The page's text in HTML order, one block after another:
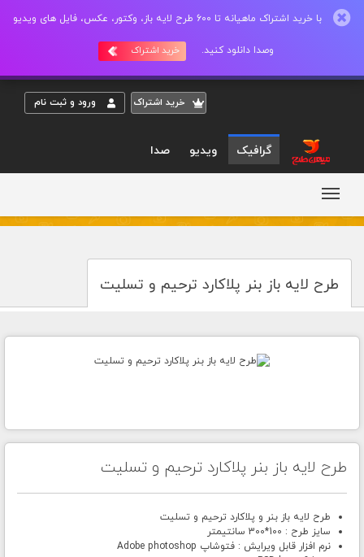
با خرید اشتراک ماهیانه تا 600 طرح لایه باز، وکتور، عکس، فایل های ویدیو
وصدا دانلود کنید. خرید اشتراک
خريد اشتراک ورود و ثبت نام
گرافیک ویدیو صدا
طرح لایه باز بنر پلاکارد ترحیم و تسلیت
طرح لایه باز بنر پلاکارد ترحیم و تسلیت
طرح لایه باز بنر و پلاکارد ترحیم و تسلیت
سایز طرح : 100*300 سانتیمتر
نرم افزار قابل ویرایش : فتوشاپ Adobe photoshop